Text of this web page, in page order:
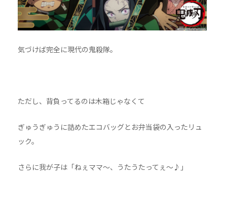
気づけば完全に現代の鬼殺隊。
ただし、背負ってるのは木箱じゃなくて
ぎゅうぎゅうに詰めたエコバッグとお弁当袋の入ったリュ
ック。
さらに我が子は「ねぇママ〜、うたうたってぇ〜♪」